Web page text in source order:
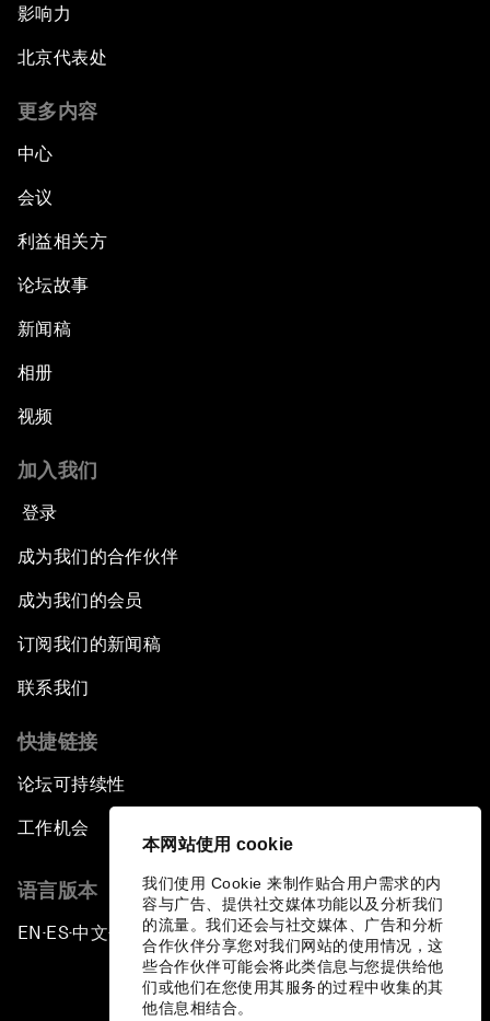
本网站使用 cookie
我们使用 Cookie 来制作贴合用户需求的内
容与广告、提供社交媒体功能以及分析我们
的流量。我们还会与社交媒体、广告和分析
合作伙伴分享您对我们网站的使用情况，这
些合作伙伴可能会将此类信息与您提供给他
们或他们在您使用其服务的过程中收集的其
他信息相结合。
影响力
北京代表处
更多内容
中心
会议
利益相关方
论坛故事
新闻稿
相册
视频
加入我们
登录
成为我们的合作伙伴
成为我们的会员
订阅我们的新闻稿
联系我们
快捷链接
论坛可持续性
工作机会
语言版本
EN ▪ES▪中文▪ 日本語